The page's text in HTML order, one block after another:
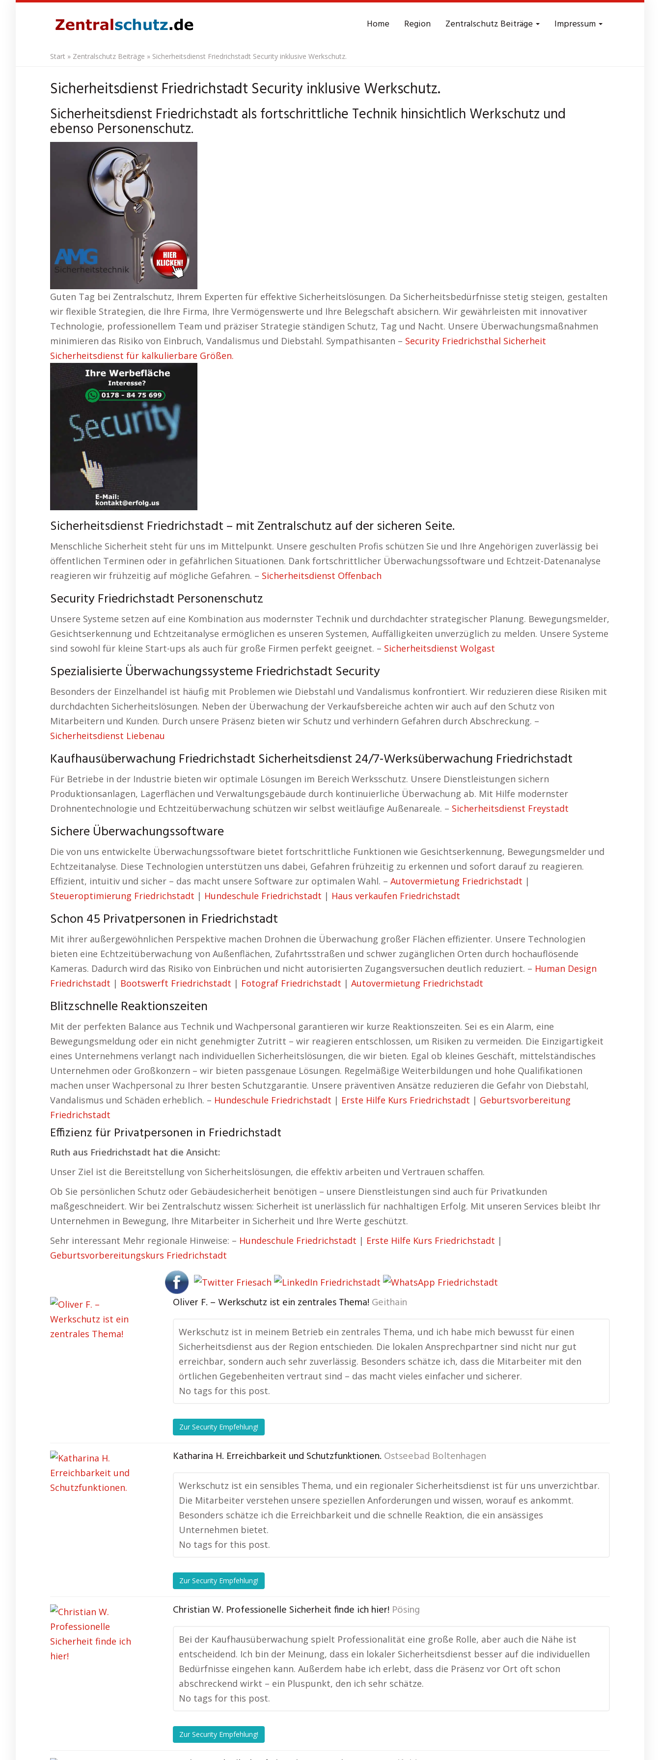
Home Region Zentralschutz Beiträge Impressum
Start » Zentralschutz Beiträge » Sicherheitsdienst Friedrichstadt Security inklusive Werkschutz.
Sicherheitsdienst Friedrichstadt Security inklusive Werkschutz.
Sicherheitsdienst Friedrichstadt als fortschrittliche Technik hinsichtlich Werkschutz und
ebenso Personenschutz.
Guten Tag bei Zentralschutz, Ihrem Experten für effektive Sicherheitslösungen. Da Sicherheitsbedürfnisse stetig steigen, gestalten
wir flexible Strategien, die Ihre Firma, Ihre Vermögenswerte und Ihre Belegschaft absichern. Wir gewährleisten mit innovativer
Technologie, professionellem Team und präziser Strategie ständigen Schutz, Tag und Nacht. Unsere Überwachungsmaßnahmen
minimieren das Risiko von Einbruch, Vandalismus und Diebstahl. Sympathisanten – Security Friedrichsthal Sicherheit
Sicherheitsdienst für kalkulierbare Größen.
Sicherheitsdienst Friedrichstadt – mit Zentralschutz auf der sicheren Seite.
Menschliche Sicherheit steht für uns im Mittelpunkt. Unsere geschulten Profis schützen Sie und Ihre Angehörigen zuverlässig bei
öffentlichen Terminen oder in gefährlichen Situationen. Dank fortschrittlicher Überwachungssoftware und Echtzeit-Datenanalyse
reagieren wir frühzeitig auf mögliche Gefahren. – Sicherheitsdienst Offenbach
Security Friedrichstadt Personenschutz
Unsere Systeme setzen auf eine Kombination aus modernster Technik und durchdachter strategischer Planung. Bewegungsmelder,
Gesichtserkennung und Echtzeitanalyse ermöglichen es unseren Systemen, Auffälligkeiten unverzüglich zu melden. Unsere Systeme
sind sowohl für kleine Start-ups als auch für große Firmen perfekt geeignet. – Sicherheitsdienst Wolgast
Spezialisierte Überwachungssysteme Friedrichstadt Security
Besonders der Einzelhandel ist häufig mit Problemen wie Diebstahl und Vandalismus konfrontiert. Wir reduzieren diese Risiken mit
durchdachten Sicherheitslösungen. Neben der Überwachung der Verkaufsbereiche achten wir auch auf den Schutz von
Mitarbeitern und Kunden. Durch unsere Präsenz bieten wir Schutz und verhindern Gefahren durch Abschreckung. –
Sicherheitsdienst Liebenau
Kaufhausüberwachung Friedrichstadt Sicherheitsdienst 24/7-Werksüberwachung Friedrichstadt
Für Betriebe in der Industrie bieten wir optimale Lösungen im Bereich Werksschutz. Unsere Dienstleistungen sichern
Produktionsanlagen, Lagerflächen und Verwaltungsgebäude durch kontinuierliche Überwachung ab. Mit Hilfe modernster
Drohnentechnologie und Echtzeitüberwachung schützen wir selbst weitläufige Außenareale. – Sicherheitsdienst Freystadt
Sichere Überwachungssoftware
Die von uns entwickelte Überwachungssoftware bietet fortschrittliche Funktionen wie Gesichtserkennung, Bewegungsmelder und
Echtzeitanalyse. Diese Technologien unterstützen uns dabei, Gefahren frühzeitig zu erkennen und sofort darauf zu reagieren.
Effizient, intuitiv und sicher – das macht unsere Software zur optimalen Wahl. – Autovermietung Friedrichstadt |
Steueroptimierung Friedrichstadt | Hundeschule Friedrichstadt | Haus verkaufen Friedrichstadt
Schon 45 Privatpersonen in Friedrichstadt
Mit ihrer außergewöhnlichen Perspektive machen Drohnen die Überwachung großer Flächen effizienter. Unsere Technologien
bieten eine Echtzeitüberwachung von Außenflächen, Zufahrtsstraßen und schwer zugänglichen Orten durch hochauflösende
Kameras. Dadurch wird das Risiko von Einbrüchen und nicht autorisierten Zugangsversuchen deutlich reduziert. – Human Design
Friedrichstadt | Bootswerft Friedrichstadt | Fotograf Friedrichstadt | Autovermietung Friedrichstadt
Blitzschnelle Reaktionszeiten
Mit der perfekten Balance aus Technik und Wachpersonal garantieren wir kurze Reaktionszeiten. Sei es ein Alarm, eine
Bewegungsmeldung oder ein nicht genehmigter Zutritt – wir reagieren entschlossen, um Risiken zu vermeiden. Die Einzigartigkeit
eines Unternehmens verlangt nach individuellen Sicherheitslösungen, die wir bieten. Egal ob kleines Geschäft, mittelständisches
Unternehmen oder Großkonzern – wir bieten passgenaue Lösungen. Regelmäßige Weiterbildungen und hohe Qualifikationen
machen unser Wachpersonal zu Ihrer besten Schutzgarantie. Unsere präventiven Ansätze reduzieren die Gefahr von Diebstahl,
Vandalismus und Schäden erheblich. – Hundeschule Friedrichstadt | Erste Hilfe Kurs Friedrichstadt | Geburtsvorbereitung
Friedrichstadt
Effizienz für Privatpersonen in Friedrichstadt
Ruth aus Friedrichstadt hat die Ansicht:
Unser Ziel ist die Bereitstellung von Sicherheitslösungen, die effektiv arbeiten und Vertrauen schaffen.
Ob Sie persönlichen Schutz oder Gebäudesicherheit benötigen – unsere Dienstleistungen sind auch für Privatkunden
maßgeschneidert. Wir bei Zentralschutz wissen: Sicherheit ist unerlässlich für nachhaltigen Erfolg. Mit unseren Services bleibt Ihr
Unternehmen in Bewegung, Ihre Mitarbeiter in Sicherheit und Ihre Werte geschützt.
Sehr interessant Mehr regionale Hinweise: – Hundeschule Friedrichstadt | Erste Hilfe Kurs Friedrichstadt |
Geburtsvorbereitungskurs Friedrichstadt
Oliver F. – Werkschutz ist ein zentrales Thema! Geithain
Werkschutz ist in meinem Betrieb ein zentrales Thema, und ich habe mich bewusst für einen
Sicherheitsdienst aus der Region entschieden. Die lokalen Ansprechpartner sind nicht nur gut
erreichbar, sondern auch sehr zuverlässig. Besonders schätze ich, dass die Mitarbeiter mit den
örtlichen Gegebenheiten vertraut sind – das macht vieles einfacher und sicherer.
No tags for this post.
Zur Security Empfehlung!
Katharina H. Erreichbarkeit und Schutzfunktionen. Ostseebad Boltenhagen
Werkschutz ist ein sensibles Thema, und ein regionaler Sicherheitsdienst ist für uns unverzichtbar.
Die Mitarbeiter verstehen unsere speziellen Anforderungen und wissen, worauf es ankommt.
Besonders schätze ich die Erreichbarkeit und die schnelle Reaktion, die ein ansässiges
Unternehmen bietet.
No tags for this post.
Zur Security Empfehlung!
Christian W. Professionelle Sicherheit finde ich hier! Pösing
Bei der Kaufhausüberwachung spielt Professionalität eine große Rolle, aber auch die Nähe ist
entscheidend. Ich bin der Meinung, dass ein lokaler Sicherheitsdienst besser auf die individuellen
Bedürfnisse eingehen kann. Außerdem habe ich erlebt, dass die Präsenz vor Ort oft schon
abschreckend wirkt – ein Pluspunkt, den ich sehr schätze.
No tags for this post.
Zur Security Empfehlung!